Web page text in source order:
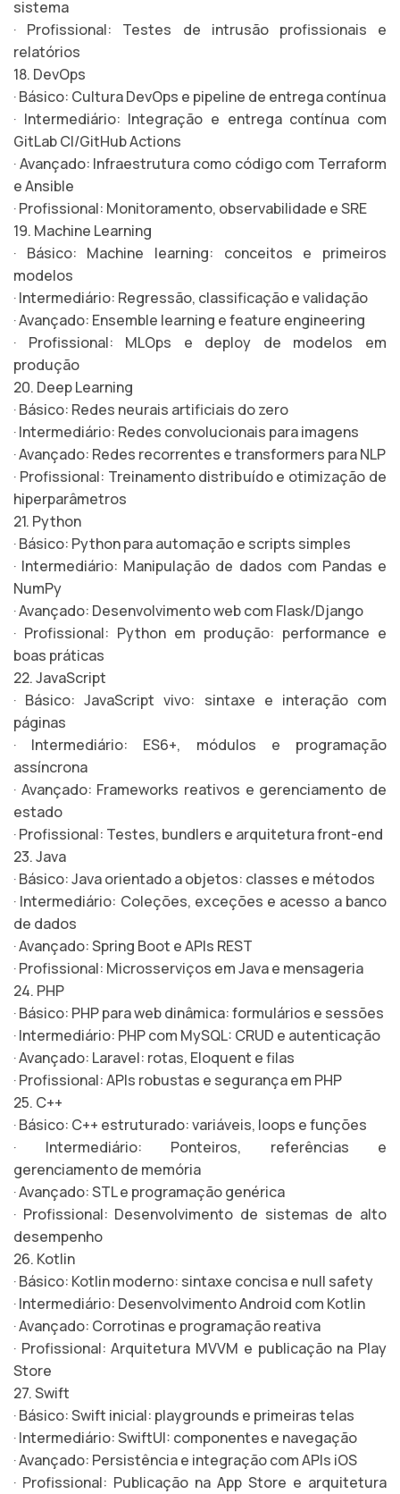
sistema
· Profissional: Testes de intrusão profissionais e
relatórios
18. DevOps
· Básico: Cultura DevOps e pipeline de entrega contínua
· Intermediário: Integração e entrega contínua com
GitLab CI/GitHub Actions
· Avançado: Infraestrutura como código com Terraform
e Ansible
· Profissional: Monitoramento, observabilidade e SRE
19. Machine Learning
· Básico: Machine learning: conceitos e primeiros
modelos
· Intermediário: Regressão, classificação e validação
· Avançado: Ensemble learning e feature engineering
· Profissional: MLOps e deploy de modelos em
produção
20. Deep Learning
· Básico: Redes neurais artificiais do zero
· Intermediário: Redes convolucionais para imagens
· Avançado: Redes recorrentes e transformers para NLP
· Profissional: Treinamento distribuído e otimização de
hiperparâmetros
21. Python
· Básico: Python para automação e scripts simples
· Intermediário: Manipulação de dados com Pandas e
NumPy
· Avançado: Desenvolvimento web com Flask/Django
· Profissional: Python em produção: performance e
boas práticas
22. JavaScript
· Básico: JavaScript vivo: sintaxe e interação com
páginas
· Intermediário: ES6+, módulos e programação
assíncrona
· Avançado: Frameworks reativos e gerenciamento de
estado
· Profissional: Testes, bundlers e arquitetura front-end
23. Java
· Básico: Java orientado a objetos: classes e métodos
· Intermediário: Coleções, exceções e acesso a banco
de dados
· Avançado: Spring Boot e APIs REST
· Profissional: Microsserviços em Java e mensageria
24. PHP
· Básico: PHP para web dinâmica: formulários e sessões
· Intermediário: PHP com MySQL: CRUD e autenticação
· Avançado: Laravel: rotas, Eloquent e filas
· Profissional: APIs robustas e segurança em PHP
25. C++
· Básico: C++ estruturado: variáveis, loops e funções
· Intermediário: Ponteiros, referências e
gerenciamento de memória
· Avançado: STL e programação genérica
· Profissional: Desenvolvimento de sistemas de alto
desempenho
26. Kotlin
· Básico: Kotlin moderno: sintaxe concisa e null safety
· Intermediário: Desenvolvimento Android com Kotlin
· Avançado: Corrotinas e programação reativa
· Profissional: Arquitetura MVVM e publicação na Play
Store
27. Swift
· Básico: Swift inicial: playgrounds e primeiras telas
· Intermediário: SwiftUI: componentes e navegação
· Avançado: Persistência e integração com APIs iOS
· Profissional: Publicação na App Store e arquitetura